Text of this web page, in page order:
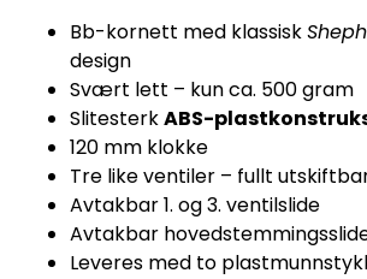
Bb-kornett med klassisk
design
Svært lett – kun ca. 500 gram
SlitesterkABS-
120 mm klokke
Tre like ventiler – fullt
Avtakbar 1. og 3. ventilslide
Avtakbar
Leveres med to